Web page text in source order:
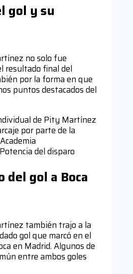
gol y su
no solo fue
resultado final del
por la forma en que
puntos destacados del
de Pity Martínez
por parte de la
del disparo
del gol a Boca
también trajo a la
gol que marcó en el
en Madrid. Algunos de
entre ambos goles